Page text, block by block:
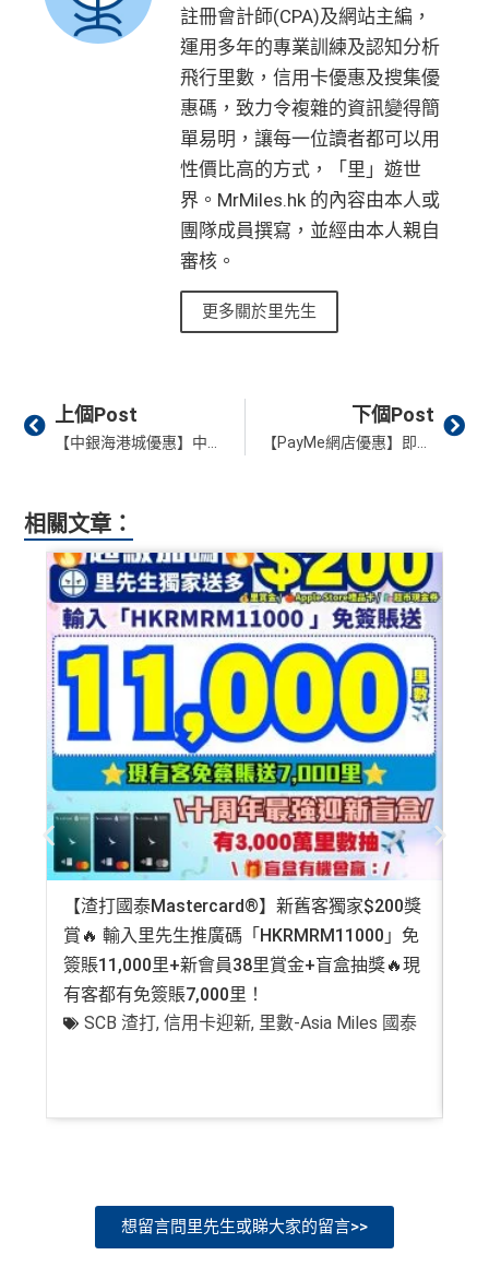
註冊會計師(CPA)及網站主編，
運用多年的專業訓練及認知分析
飛行里數，信用卡優惠及搜集優
惠碼，致力令複雜的資訊變得簡
單易明，讓每一位讀者都可以用
性價比高的方式，「里」遊世
界。MrMiles.hk 的內容由本人或
團隊成員撰寫，並經由本人親自
審核。
更多關於里先生
Prev
上個Post
【中銀海港城優惠】中銀信用卡/BoC Pay於海港城簽賬滿指定金額享高達HK$1,000獎賞
下個Post
【PayMe網店優惠】即搶Payme 95折優惠券再於指定網店簽賬享95折優惠！
相關文章：
【渣打國泰Mastercard®】新舊客獨家$200獎
賞🔥 輸入里先生推廣碼「HKRMRM11000」免
簽賬11,000里+新會員38里賞金+盲盒抽獎🔥現
有客都有免簽賬7,000里！
SCB 渣打,信用卡迎新, 里數-Asia Miles 國泰
想留言問里先生或睇大家的留言>>